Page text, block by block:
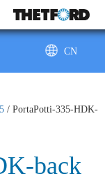
CN
/ PortaPotti-335-HDK-
back